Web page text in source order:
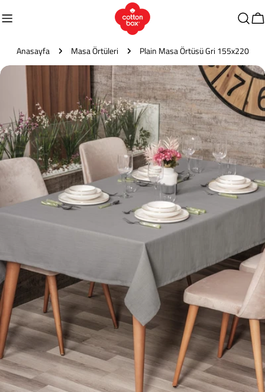
atla
Anasayfa Masa Örtüleri Plain Masa Örtüsü Gri 155x220
Ürün
bilgilerine